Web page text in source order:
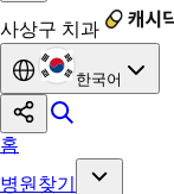
사상구 치과
한국어
홈
병원찾기